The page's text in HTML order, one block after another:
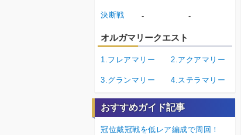
決断戦 - -
オルガマリークエスト
1.フレアマリー 2.アクアマリー
3.グランマリー 4.ステラマリー
おすすめガイド記事
冠位戴冠戦を低レア編成で周回！